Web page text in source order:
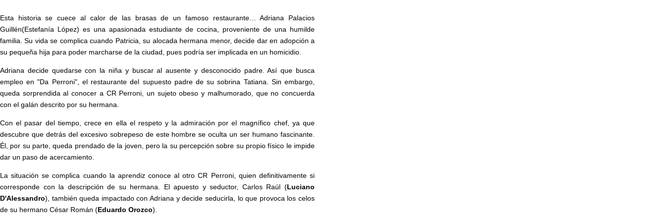
Esta historia se cuece al calor de las brasas de un famoso restaurante… Adriana Palacios
Guillén(Estefanía López) es una apasionada estudiante de cocina, proveniente de una humilde
familia. Su vida se complica cuando Patricia, su alocada hermana menor, decide dar en adopción a
su pequeña hija para poder marcharse de la ciudad, pues podría ser implicada en un homicidio.
Adriana decide quedarse con la niña y buscar al ausente y desconocido padre. Así que busca
empleo en "Da Perroni", el restaurante del supuesto padre de su sobrina Tatiana. Sin embargo,
queda sorprendida al conocer a CR Perroni, un sujeto obeso y malhumorado, que no concuerda
con el galán descrito por su hermana.
Con el pasar del tiempo, crece en ella el respeto y la admiración por el magnífico chef, ya que
descubre que detrás del excesivo sobrepeso de este hombre se oculta un ser humano fascinante.
Él, por su parte, queda prendado de la joven, pero la su percepción sobre su propio físico le impide
dar un paso de acercamiento.
La situación se complica cuando la aprendiz conoce al otro CR Perroni, quien definitivamente si
corresponde con la descripción de su hermana. El apuesto y seductor, Carlos Raúl (Luciano
D'Alessandro), también queda impactado con Adriana y decide seducirla, lo que provoca los celos
de su hermano César Román (Eduardo Orozco).